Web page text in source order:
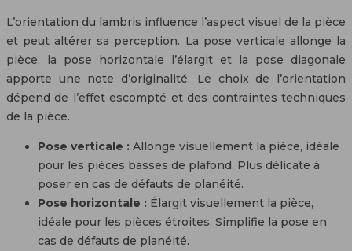
L’orientation du lambris influence l’aspect visuel de la pièce
et peut altérer sa perception. La pose verticale allonge la
pièce, la pose horizontale l’élargit et la pose diagonale
apporte une note d’originalité. Le choix de l’orientation
dépend de l’effet escompté et des contraintes techniques
de la pièce.
Pose verticale : Allonge visuellement la pièce, idéale
pour les pièces basses de plafond. Plus délicate à
poser en cas de défauts de planéité.
Pose horizontale : Élargit visuellement la pièce,
idéale pour les pièces étroites. Simplifie la pose en
cas de défauts de planéité.